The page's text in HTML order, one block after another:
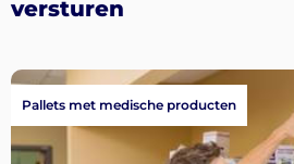
versturen
Pallets met medische producten